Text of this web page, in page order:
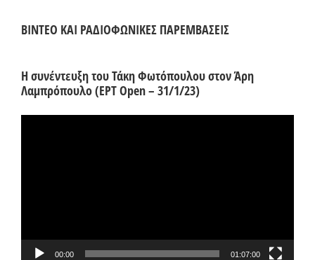
ΒΙΝΤΕΟ ΚΑΙ ΡΑΔΙΟΦΩΝΙΚΕΣ ΠΑΡΕΜΒΑΣΕΙΣ
Η συνέντευξη του Τάκη Φωτόπουλου στον Άρη
Λαμπρόπουλο (ΕΡΤ Open – 31/1/23)
00:00 01:07:00